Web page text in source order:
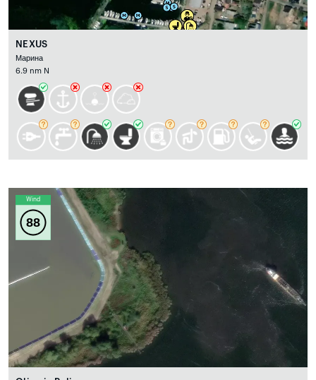
NEXUS
Марина
6.9 nm N
Wind
88